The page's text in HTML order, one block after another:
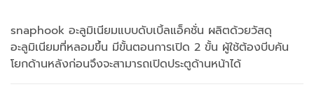
snaphook อะลูมิเนียมแบบดับเบิ้ลแอ็คชั่น ผลิตด้วยวัสดุ
อะลูมิเนียมที่หลอมขึ้น มีขั้นตอนการเปิด 2 ขั้น ผู้ใช้ต้องบีบคัน
โยกด้านหลังก่อนจึงจะสามารถเปิดประตูด้านหน้าได้